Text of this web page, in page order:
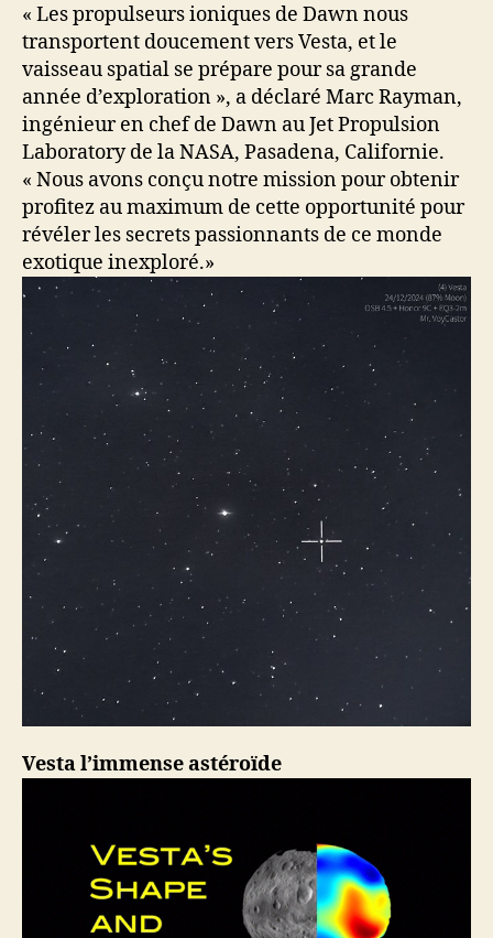
« Les propulseurs ioniques de Dawn nous
transportent doucement vers Vesta, et le
vaisseau spatial se prépare pour sa grande
année d’exploration », a déclaré Marc Rayman,
ingénieur en chef de Dawn au Jet Propulsion
Laboratory de la NASA, Pasadena, Californie.
« Nous avons conçu notre mission pour obtenir
profitez au maximum de cette opportunité pour
révéler les secrets passionnants de ce monde
exotique inexploré.»
Vesta l’immense astéroïde